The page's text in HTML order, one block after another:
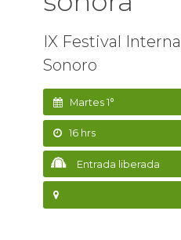
IX Festival
Sonoro
Martes 1°
16 hrs
Entrada liberada